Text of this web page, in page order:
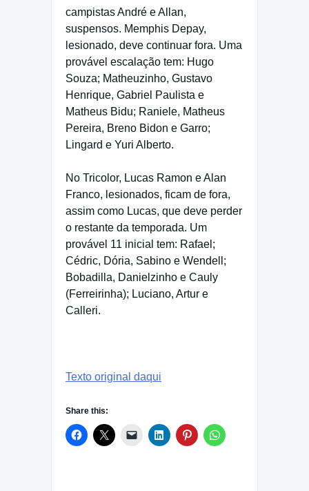
campistas André e Allan,
suspensos. Memphis Depay,
lesionado, deve continuar fora. Uma
provável escalação tem: Hugo
Souza; Matheuzinho, Gustavo
Henrique, Gabriel Paulista e
Matheus Bidu; Raniele, Matheus
Pereira, Breno Bidon e Garro;
Lingard e Yuri Alberto.
No Tricolor, Lucas Ramon e Alan
Franco, lesionados, ficam de fora,
assim como Lucas, que deve perder
o restante da temporada. Um
provável 11 inicial tem: Rafael;
Cédric, Dória, Sabino e Wendell;
Bobadilla, Danielzinho e Cauly
(Ferreirinha); Luciano, Artur e
Calleri.
Texto original daqui
Share this: